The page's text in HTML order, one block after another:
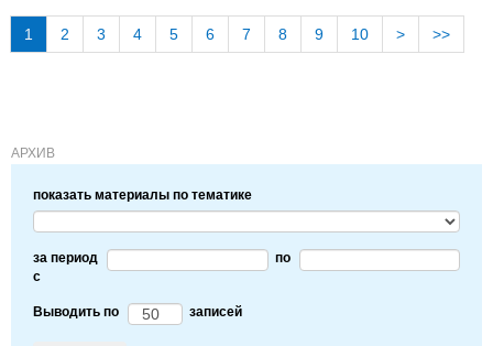
1 2 3 4 5 6 7 8 9 10 > >>
АРХИВ
показать материалы по тематике
за период
c
по
Выводить по записей